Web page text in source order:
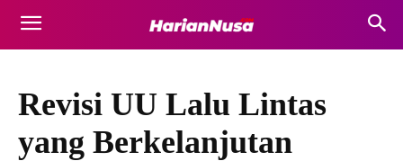
Revisi UU Lalu Lintas
yang Berkelanjutan